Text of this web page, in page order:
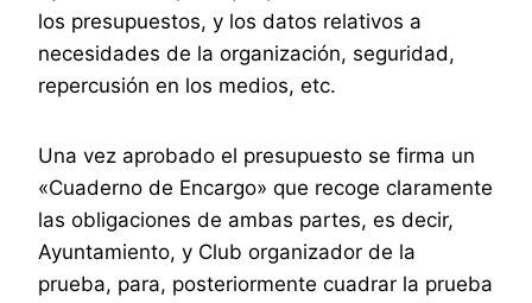
los presupuestos, y los datos relativos a
necesidades de la organización, seguridad,
repercusión en los medios, etc.
Una vez aprobado el presupuesto se firma un
«Cuaderno de Encargo» que recoge claramente
las obligaciones de ambas partes, es decir,
Ayuntamiento, y Club organizador de la
prueba, para, posteriormente cuadrar la prueba